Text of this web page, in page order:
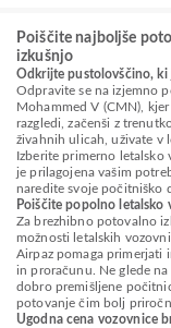
Poiščite najboljše
izkušnjo
Odkrijte pustolovščino,
Odpravite se na izjemno
Mohammed V (CMN),
razgledi, začenši z
živahnih ulicah, uživate v
Izberite primerno letalsko
je prilagojena vašim
naredite svoje počitniško
Poiščite popolno letalsko
Za brezhibno potovalno
možnosti letalskih
Airpaz pomaga primerjati
in proračunu. Ne glede
dobro premišljene
potovanje čim bolj
Ugodna cena vozovnice